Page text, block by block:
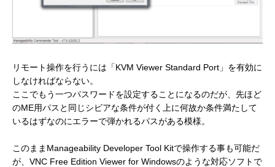
リモート操作を行うには「KVM Viewer Standard Port」を有効に
しなければならない。
ここでもう一つパスワードを設定することになるのだが、先ほど
のME用パスと同じシビアな条件が付く上に何故か条件満たして
いるはずなのにエラーで弾かれるパスがある模様。
このままManageability Developer Tool Kitで操作する事も可能だ
が、VNC Free Edition Viewer for Windowsのような対応ソフトで